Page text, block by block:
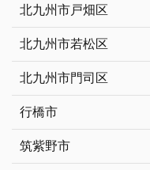
北九州市戸畑区
北九州市若松区
北九州市門司区
行橋市
筑紫野市